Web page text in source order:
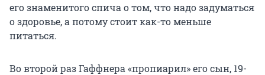
его знаменитого спича о том, что надо задуматься
о здоровье, а потому стоит как-то меньше
питаться.
Во второй раз Гаффнера «пропиарил» его сын, 19-